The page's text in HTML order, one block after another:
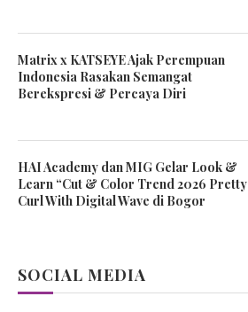
Matrix x KATSEYE Ajak Perempuan
Indonesia Rasakan Semangat
Berekspresi & Percaya Diri
HAI Academy dan MIG Gelar Look &
Learn “Cut & Color Trend 2026 Pretty
Curl With Digital Wave di Bogor
SOCIAL MEDIA